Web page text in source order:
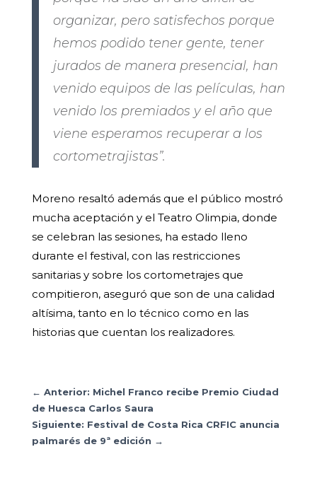
organizar, pero satisfechos porque
hemos podido tener gente, tener
jurados de manera presencial, han
venido equipos de las películas, han
venido los premiados y el año que
viene esperamos recuperar a los
cortometrajistas”.
Moreno resaltó además que el público mostró
mucha aceptación y el Teatro Olimpia, donde
se celebran las sesiones, ha estado lleno
durante el festival, con las restricciones
sanitarias y sobre los cortometrajes que
compitieron, aseguró que son de una calidad
altísima, tanto en lo técnico como en las
historias que cuentan los realizadores.
← Anterior: Michel Franco recibe Premio Ciudad
de Huesca Carlos Saura
Siguiente: Festival de Costa Rica CRFIC anuncia
palmarés de 9ª edición →